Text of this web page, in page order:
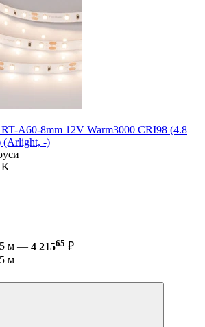
A60-8mm 12V Warm3000 CRI98 (4.8
(Arlight, -)
K
5 м — 4 21565 ₽
м